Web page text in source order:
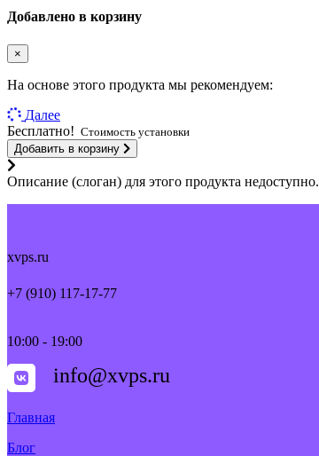
Добавлено в корзину
×
На основе этого продукта мы рекомендуем:
Далее
Бесплатно! Стоимость установки
Добавить в корзину
Описание (слоган) для этого продукта недоступно.
xvps.ru
+7 (910) 117-17-77
10:00 - 19:00
info@xvps.ru
Главная
Блог